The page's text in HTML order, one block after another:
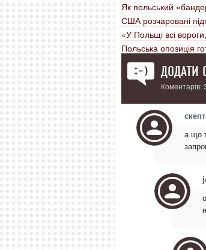
Як польський
США розчаровані
«У Польщі всі
Польська опозиція
ДОДАТИ
Коментарів:
а що